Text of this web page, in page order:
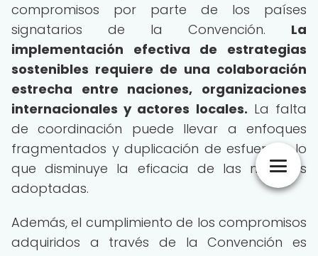
compromisos por parte de los países
signatarios de la Convención. La
implementación efectiva de estrategias
sostenibles requiere de una colaboración
estrecha entre naciones, organizaciones
internacionales y actores locales. La falta
de coordinación puede llevar a enfoques
fragmentados y duplicación de esfuerzos, lo
que disminuye la eficacia de las medidas
adoptadas.
Además, el cumplimiento de los compromisos
adquiridos a través de la Convención es